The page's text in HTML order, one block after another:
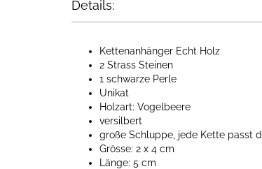
Details:
Kettenanhänger Echt Holz
2 Strass Steinen
1 schwarze Perle
Unikat
Holzart: Vogelbeere
versilbert
große Schluppe, jede Kette passt
Grösse: 2 x 4 cm
Länge: 5 cm